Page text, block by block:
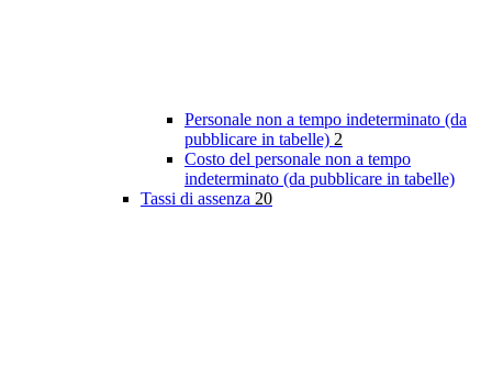
Personale non a tempo indeterminato (da
pubblicare in tabelle) 2
Costo del personale non a tempo
indeterminato (da pubblicare in tabelle)
Tassi di assenza 20